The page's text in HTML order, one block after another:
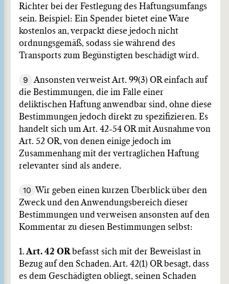
Richter bei der Festlegung des Haftungsumfangs
sein. Beispiel: Ein Spender bietet eine Ware
kostenlos an, verpackt diese jedoch nicht
ordnungsgemäß, sodass sie während des
Transports zum Begünstigten beschädigt wird.
9
Ansonsten verweist Art. 99(3) OR einfach auf
die Bestimmungen, die im Falle einer
deliktischen Haftung anwendbar sind, ohne diese
Bestimmungen jedoch direkt zu spezifizieren. Es
handelt sich um Art. 42-54 OR mit Ausnahme von
Art. 52 OR, von denen einige jedoch im
Zusammenhang mit der vertraglichen Haftung
relevanter sind als andere.
10
Wir geben einen kurzen Überblick über den
Zweck und den Anwendungsbereich dieser
Bestimmungen und verweisen ansonsten auf den
Kommentar zu diesen Bestimmungen selbst:
1. Art. 42 ORbefasst sich mit der Beweislast in
Bezug auf den Schaden. Art. 42(1) OR besagt, dass
es dem Geschädigten obliegt, seinen Schaden